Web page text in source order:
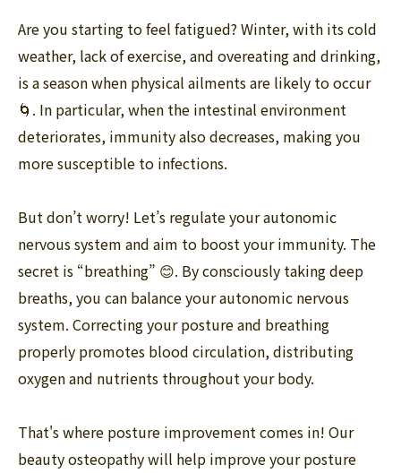
Are you starting to feel fatigued? Winter, with its cold
weather, lack of exercise, and overeating and drinking,
is a season when physical ailments are likely to occur
🌀. In particular, when the intestinal environment
deteriorates, immunity also decreases, making you
more susceptible to infections.
But don’t worry! Let’s regulate your autonomic
nervous system and aim to boost your immunity. The
secret is “breathing” 😊. By consciously taking deep
breaths, you can balance your autonomic nervous
system. Correcting your posture and breathing
properly promotes blood circulation, distributing
oxygen and nutrients throughout your body.
That's where posture improvement comes in! Our
beauty osteopathy will help improve your posture